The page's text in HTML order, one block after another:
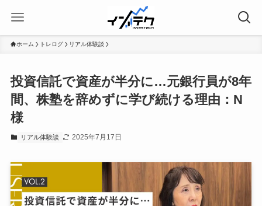
ホーム トレログ リアル体験談
投資信託で資産が半分に…元銀行員が8年
間、株塾を辞めずに学び続ける理由：N
様
リアル体験談 2025年7月17日